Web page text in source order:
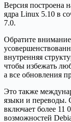
Версия построена
ядра Linux 5.10 в
7.0.
Обратите
внутренняя
чтобы избежать
а все обновления
Это также
языки и переводы.
включает более 11
возможностей